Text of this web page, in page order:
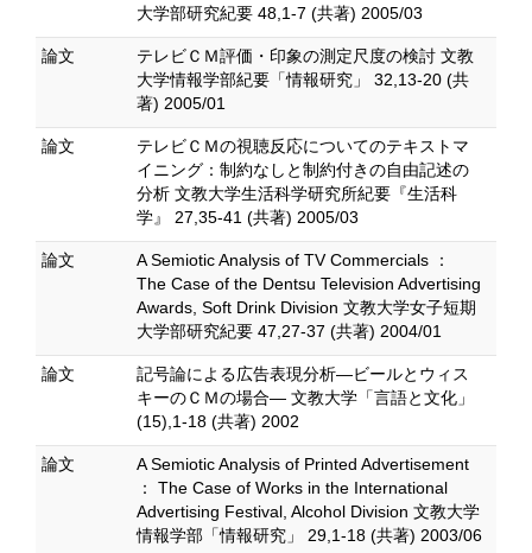
大学部研究紀要 48,1-7 (共著) 2005/03
論文
テレビＣＭ評価・印象の測定尺度の検討 文教
大学情報学部紀要「情報研究」 32,13-20 (共
著) 2005/01
論文
テレビＣＭの視聴反応についてのテキストマ
イニング：制約なしと制約付きの自由記述の
分析 文教大学生活科学研究所紀要『生活科
学』 27,35-41 (共著) 2005/03
論文
A Semiotic Analysis of TV Commercials ：
The Case of the Dentsu Television Advertising
Awards, Soft Drink Division 文教大学女子短期
大学部研究紀要 47,27-37 (共著) 2004/01
論文
記号論による広告表現分析―ビールとウィス
キーのＣＭの場合― 文教大学「言語と文化」
(15),1-18 (共著) 2002
論文
A Semiotic Analysis of Printed Advertisement
： The Case of Works in the International
Advertising Festival, Alcohol Division 文教大学
情報学部「情報研究」 29,1-18 (共著) 2003/06